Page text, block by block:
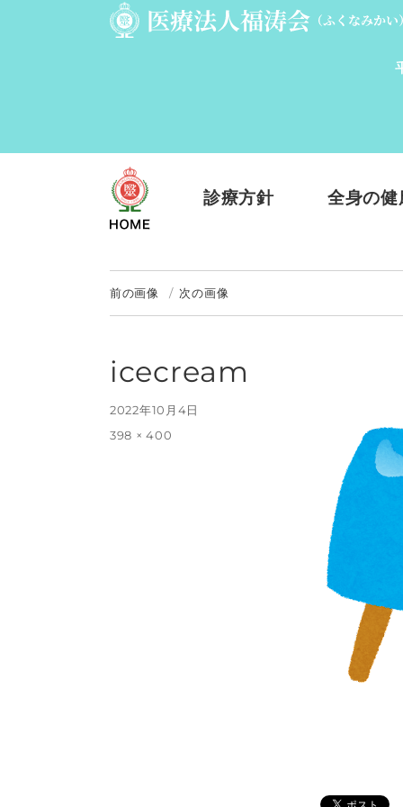
診療方針 全身の健
前の画像 次の画像
icecream
投
2022年10月4日
フ
398 × 400